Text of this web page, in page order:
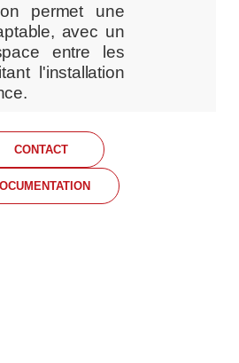
permet une
avec un
entre les
l'installation
CONTACT